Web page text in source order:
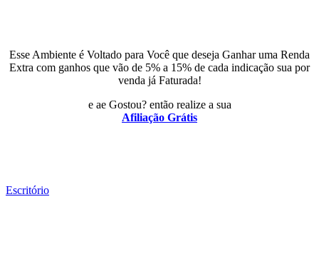
Esse Ambiente é Voltado para Você que deseja Ganhar uma Renda
Extra com ganhos que vão de 5% a 15% de cada indicação sua por
venda já Faturada!
e ae Gostou? então realize a sua
Afiliação Grátis
Escritório